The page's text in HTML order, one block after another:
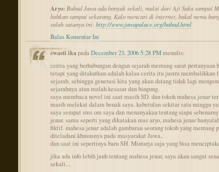
Aryo: Babad Jawa ada banyak sekali, mulai dari Aji Saka sampai
bahkan sampai sekarang. Kalo mencari di internet, bakal nemu
salah satunya ini: http://www.jawapalace.org/babad.html
Balas Komentar Ini
swasti ikapadaDecember 23, 2006 5:28 PMmenulis:
cerita yang berhubungan dengan sejarah memang sarat pertanyaan
tetapi yang ditakutkan adalah kalau cerita itu justru membalikkan
sejarah. sehingga generasi kita yang akan datang tidak lagi
sejarahnya atau malah kesasar dan bingung.
saya membaca novel ini saat masih SD. dan tokoh mahesa jenar
masih melekat dalam benak saya. kebetulan sekitar satu minggu
saya sempat sms om saya dan menanyakan tentang siapa
jenar. sama seperti yang dikatakan mas aryo, mahesa jenar
fiktif. mahesa jenar adalah gambaran seorang tokoh yang memang
diteladani.khususnya pada masyarakat Jawa..
dan saat ini sepertinya baru SH. Mintarja saja yang bisa
jika ada info lebih jauh tentang mahesa jenar, saya akan sangat
sekali...